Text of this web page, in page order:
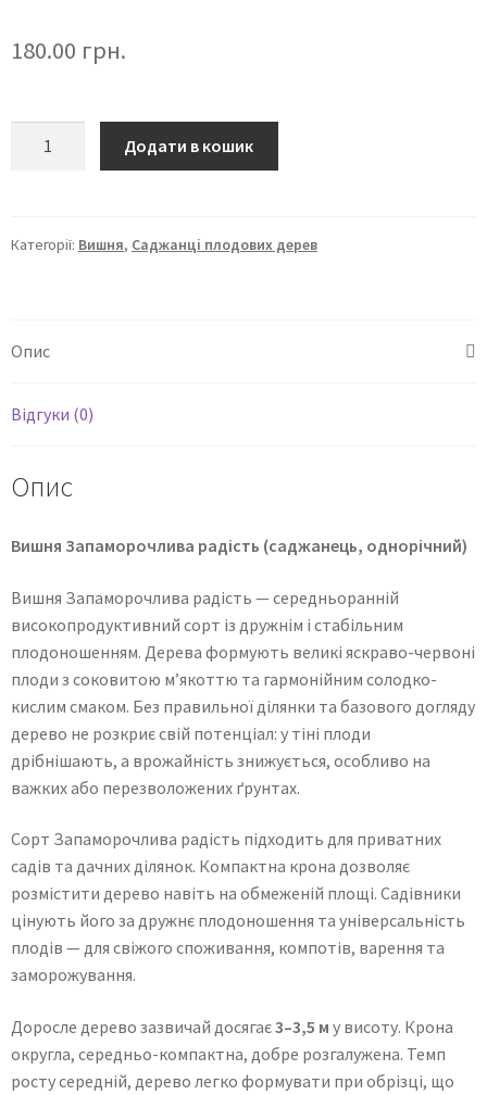
180.00 грн.
Додати в кошик
Категорії: Вишня, Саджанці плодових дерев
Опис
Відгуки (0)
Опис
Вишня Запаморочлива радість (саджанець, однорічний)
Вишня Запаморочлива радість — середньоранній
високопродуктивний сорт із дружнім і стабільним
плодоношенням. Дерева формують великі яскраво-червоні
плоди з соковитою м’якоттю та гармонійним солодко-
кислим смаком. Без правильної ділянки та базового догляду
дерево не розкриє свій потенціал: у тіні плоди
дрібнішають, а врожайність знижується, особливо на
важких або перезволожених ґрунтах.
Сорт Запаморочлива радість підходить для приватних
садів та дачних ділянок. Компактна крона дозволяє
розмістити дерево навіть на обмеженій площі. Садівники
цінують його за дружнє плодоношення та універсальність
плодів — для свіжого споживання, компотів, варення та
заморожування.
Доросле дерево зазвичай досягає3–3,5 м у висоту. Крона
округла, середньо-компактна, добре розгалужена. Темп
росту середній, дерево легко формувати при обрізці, що